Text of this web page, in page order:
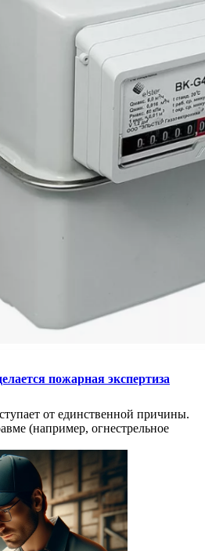
пожарная экспертиза
от единственной причины.
(например, огнестрельное